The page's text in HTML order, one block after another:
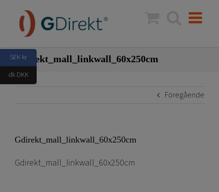
innehållet
Gdirekt_mall_linkwall_60x250cm
Föregående
Gdirekt_mall_linkwall_60x250cm
Gdirekt_mall_linkwall_60x250cm
SEK kr
dk DKK